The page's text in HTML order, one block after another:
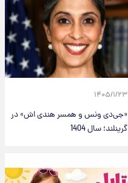
۱۴۰۵/۱/۲۳
«جی‌دی ونس و همسر هندی اش» در
گرینلند؛ سال 1404